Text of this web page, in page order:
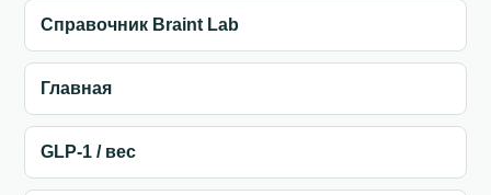
Справочник Braint Lab
Главная
GLP-1 / вес